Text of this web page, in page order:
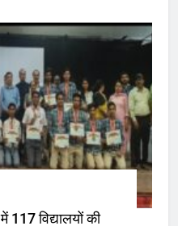
117 विद्यालयों की